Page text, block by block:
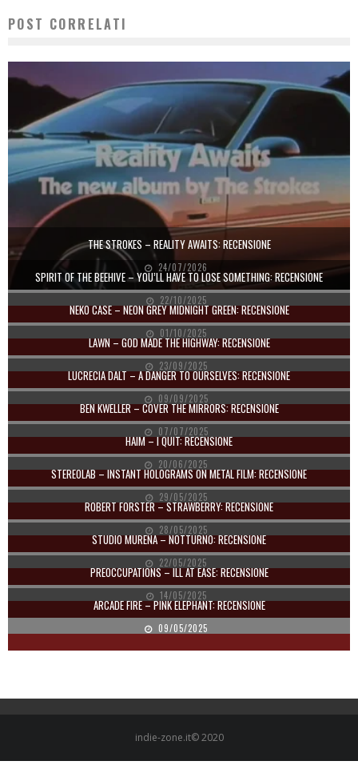
POST CORRELATI
THE STROKES – REALITY AWAITS: RECENSIONE
24/07/2026
SPIRIT OF THE BEEHIVE – YOU’LL HAVE TO LOSE SOMETHING: RECENSIONE
22/10/2025
NEKO CASE – NEON GREY MIDNIGHT GREEN: RECENSIONE
01/10/2025
LAWN – GOD MADE THE HIGHWAY: RECENSIONE
23/09/2025
LUCRECIA DALT – A DANGER TO OURSELVES: RECENSIONE
09/09/2025
BEN KWELLER – COVER THE MIRRORS: RECENSIONE
07/07/2025
HAIM – I QUIT: RECENSIONE
20/06/2025
STEREOLAB – INSTANT HOLOGRAMS ON METAL FILM: RECENSIONE
29/05/2025
ROBERT FORSTER – STRAWBERRY: RECENSIONE
28/05/2025
STUDIO MURENA – NOTTURNO: RECENSIONE
22/05/2025
PREOCCUPATIONS – ILL AT EASE: RECENSIONE
14/05/2025
ARCADE FIRE – PINK ELEPHANT: RECENSIONE
09/05/2025
indie-zone.it© 2020